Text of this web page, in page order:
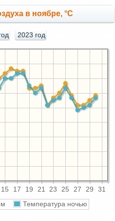
в ноябре, °C
2023 год
15 17 19 21 23 25 27 29 31
Температура ночью